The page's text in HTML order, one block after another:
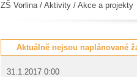
ZŠ Vorlina/ Aktivity/ Akce a projekty
Aktuálně nejsou naplánované
31.1.2017 0:00